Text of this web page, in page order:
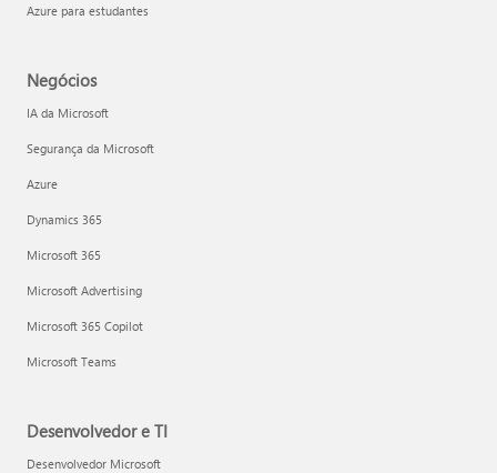
Azure para estudantes
Negócios
IA da Microsoft
Segurança da Microsoft
Azure
Dynamics 365
Microsoft 365
Microsoft Advertising
Microsoft 365 Copilot
Microsoft Teams
Desenvolvedor e TI
Desenvolvedor Microsoft